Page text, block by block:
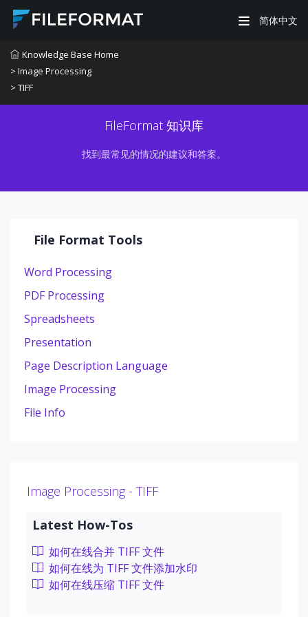
简体中文
Knowledge Base Home
> Image Processing
> TIFF
FileFormat 知识库
找到最常见的情况的建议和答案。
File Format Tools
Word Processing
PDF Processing
Spreadsheets
Presentation
Page Description Language
Image Processing
File Info
Image Processing - TIFF
Latest How-Tos
如何在线合并 TIFF 文件
如何在线为 TIFF 文件添加水印
如何在线压缩 TIFF 文件